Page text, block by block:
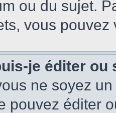
ou du sujet.
vous
je éditer
ne soyez
pouvez éditer